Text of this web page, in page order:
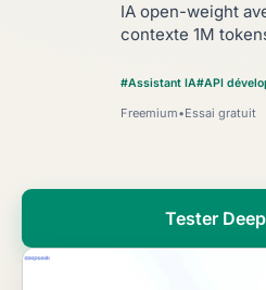
IA open-weight
contexte 1M
#Assistant IA#API
Freemium•Essai gratuit
Tester